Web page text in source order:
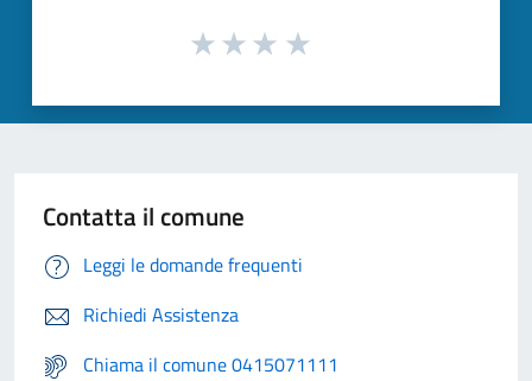
Contatta il comune
Leggi le domande frequenti
Richiedi Assistenza
Chiama il comune 0415071111